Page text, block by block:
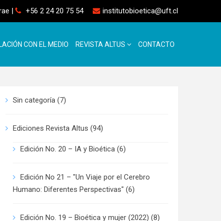
| +56 2 24 20 75 54 institutobioetica@uft.cl
CON EL MEDIO REVISTA ALTUS CONTACTO
Sin categoría (7)
Ediciones Revista Altus (94)
Edición No. 20 – IA y Bioética (6)
Edición No 21 – "Un Viaje por el Cerebro
Humano: Diferentes Perspectivas" (6)
Edición No. 19 – Bioética y mujer (2022) (8)